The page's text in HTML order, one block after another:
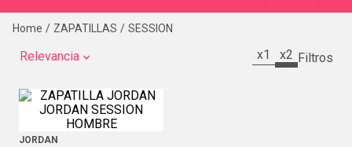
ZAPATILLAS SESSION
Relevancia x1 x2
JORDAN